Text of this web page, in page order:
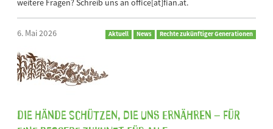
weitere Fragen? Schreib uns an office[at]fian.at.
6. Mai 2026 Aktuell News Rechte zukünftiger Generationen
Die Hände schützen, die uns ernähren – für